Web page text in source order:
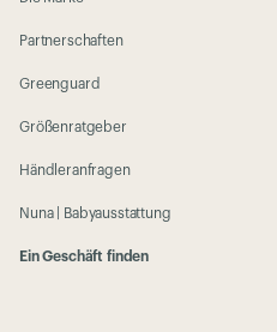
Partnerschaften
Greenguard
Größenratgeber
Händleranfragen
Nuna | Babyausstattung
Ein Geschäft finden